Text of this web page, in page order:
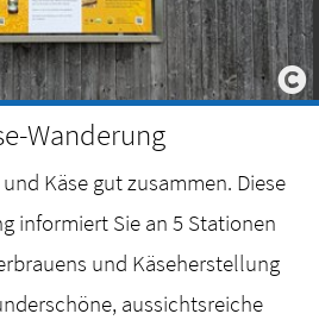
Wanderung
Käse gut zusammen. Diese
informiert Sie an 5 Stationen
und Käseherstellung
aussichtsreiche